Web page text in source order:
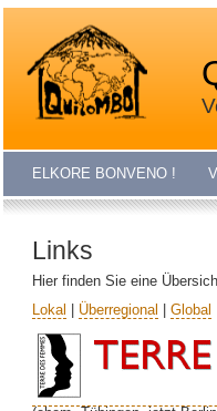
ELKORE BONVENO !
Links
Hier finden Sie eine
Lokal
Überregional Global